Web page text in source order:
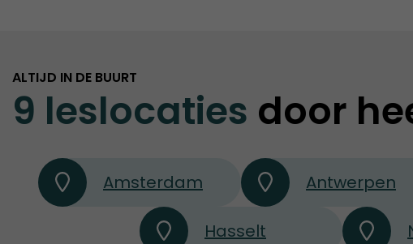
ALTIJD IN DE BUURT
9 leslocaties door
Amsterdam Antwerpen
Hasselt